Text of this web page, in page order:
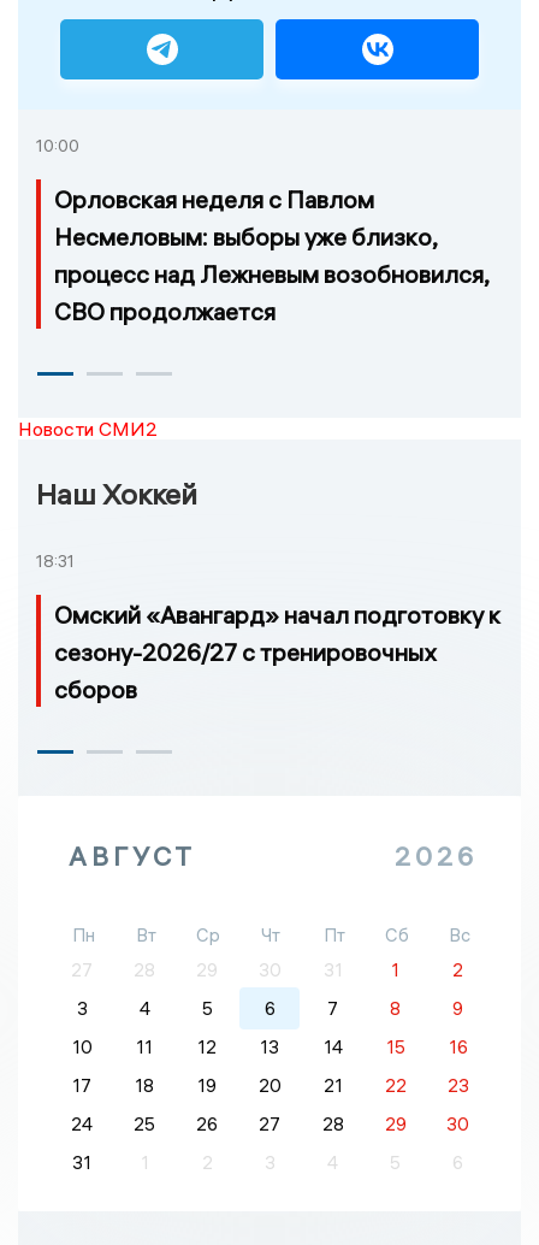
10:00
Орловская неделя с Павлом
Несмеловым: выборы уже близко,
процесс над Лежневым возобновился,
СВО продолжается
Новости СМИ2
Наш Хоккей
18:31
Омский «Авангард» начал подготовку к
сезону-2026/27 с тренировочных
сборов
АВГУСТ 2026
Пн Вт Ср Чт Пт Сб
Вс
27
28 29 30 31 1
2
3
4 5 6 7 8
9
10
11 12 13 14 15
16
17
18 19 20 21 22
23
24
25 26 27 28 29
30
31
1 2 3 4 5 6